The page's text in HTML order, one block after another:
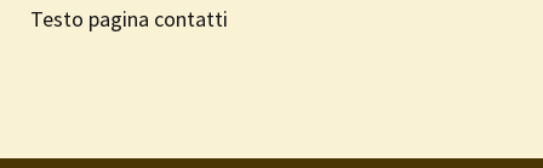
Avventurosamente.it
Testo pagina contatti